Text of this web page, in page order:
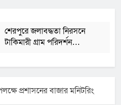
শেরপুরে জলাবদ্ধতা নিরসনে
টাকিমারী গ্রাম পরিদর্শন
ইসলাম
শেরপুরে আন্তর্জাতিক আদিবাসী
আলোচনা সভা
August 9, 2026
প্রশাসনের বাজার মনিটরিং